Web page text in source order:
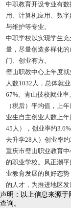
中职教育开设专业有
用、计算机应用、数
与维护等专业。
中职学校以实现学生
量，尽量创造多样化
门、创业有方。
璧山职教中心上年度
人数1032人，总体就
67%。青山技校就业
（税后）平均值，上
业生自主创业人数上
45人），创业率约
去升学28人）创业率约
重庆市璧山职业教育
的职业学校。风正潮
业教育发展的良好态
的人才，为推进地区发
声明：以上信息来源于
查询。